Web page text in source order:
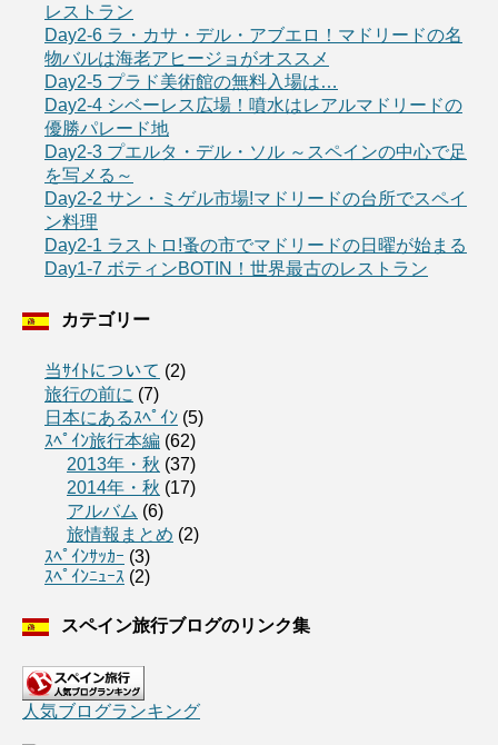
レストラン
Day2-6 ラ・カサ・デル・アブエロ！マドリードの名
物バルは海老アヒージョがオススメ
Day2-5 プラド美術館の無料入場は…
Day2-4 シベーレス広場！噴水はレアルマドリードの
優勝パレード地
Day2-3 プエルタ・デル・ソル ～スペインの中心で足
を写メる～
Day2-2 サン・ミゲル市場!マドリードの台所でスペイ
ン料理
Day2-1 ラストロ!蚤の市でマドリードの日曜が始まる
Day1-7 ボティンBOTIN！世界最古のレストラン
カテゴリー
当ｻｲﾄについて (2)
旅行の前に (7)
日本にあるｽﾍﾟｲﾝ (5)
ｽﾍﾟｲﾝ旅行本編 (62)
2013年・秋 (37)
2014年・秋 (17)
アルバム (6)
旅情報まとめ (2)
ｽﾍﾟｲﾝｻｯｶｰ (3)
ｽﾍﾟｲﾝﾆｭｰｽ (2)
スペイン旅行ブログのリンク集
人気ブログランキング